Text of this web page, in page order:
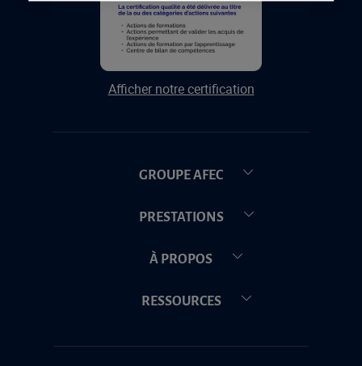
Afficher notre certification
GROUPE AFEC
PRESTATIONS
À PROPOS
RESSOURCES